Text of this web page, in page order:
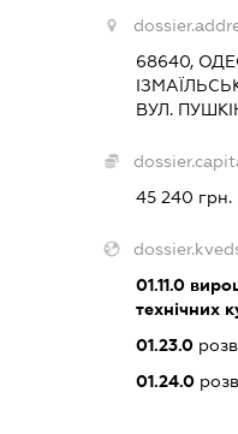
68640,
ВУЛ.
45 240 грн.
01.11.0
технічних
01.23.0
01.24.0